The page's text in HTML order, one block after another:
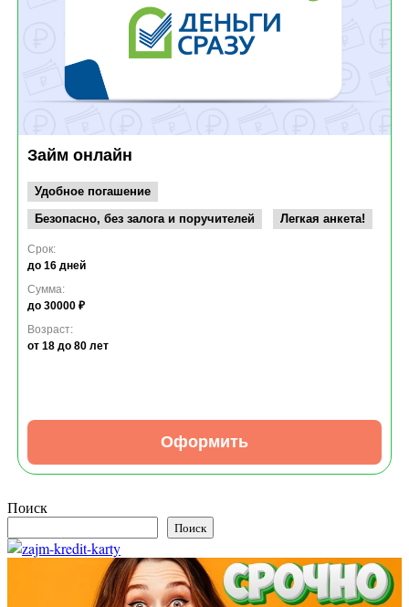
Займ онлайн
Удобное погашение
Безопасно, без залога и поручителей
Легкая анкета!
Срок:
до 16 дней
Сумма:
до 30000 ₽
Возраст:
от 18 до 80 лет
Оформить
Поиск
Поиск